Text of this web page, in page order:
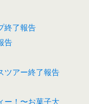
終了報告
告
アー終了報告
！〜お菓子大